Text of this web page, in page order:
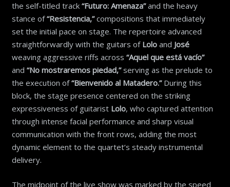
the self-titled track “Futuro: Amenaza”and the heavy
stance of“Resistencia,”compositions that immediately
set the initial pace on stage. The repertoire advanced
straightforwardly with the guitars of Loloand José
weaving aggressive riffs across “Aquel que está vacío”
and “No mostraremos piedad,”serving as the prelude to
the execution of“Bienvenido al Matadero.”During this
block, the stage presence centered on the striking
expressiveness of guitarist Lolo, who captured attention
through intense facial performance and sharp visual
communication with the front rows, adding the most
dynamic element to the quartet’s steady instrumental
delivery.
The midpoint of the live show was marked by the speed